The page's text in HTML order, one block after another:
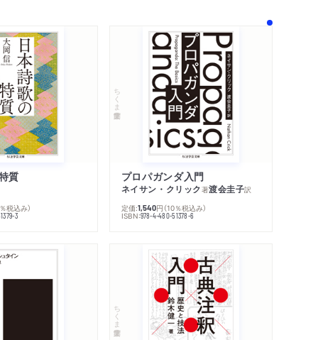
質
税込み）
3
ちくま学芸文庫
プロパガンダ入門
ネイサン・クリック著渡会圭子訳
定価:1,540円 （10％税込み）
ISBN:978-4-480-51378-6
ちくま学芸文庫